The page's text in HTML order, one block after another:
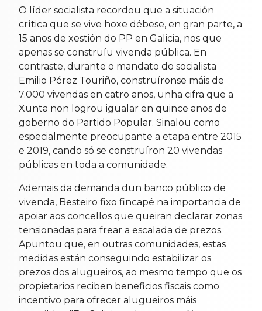
O líder socialista recordou que a situación
crítica que se vive hoxe débese, en gran parte, a
15 anos de xestión do PP en Galicia, nos que
apenas se construíu vivenda pública. En
contraste, durante o mandato do socialista
Emilio Pérez Touriño, construíronse máis de
7.000 vivendas en catro anos, unha cifra que a
Xunta non logrou igualar en quince anos de
goberno do Partido Popular. Sinalou como
especialmente preocupante a etapa entre 2015
e 2019, cando só se construíron 20 vivendas
públicas en toda a comunidade.
Ademais da demanda dun banco público de
vivenda, Besteiro fixo fincapé na importancia de
apoiar aos concellos que queiran declarar zonas
tensionadas para frear a escalada de prezos.
Apuntou que, en outras comunidades, estas
medidas están conseguindo estabilizar os
prezos dos alugueiros, ao mesmo tempo que os
propietarios reciben beneficios fiscais como
incentivo para ofrecer alugueiros máis